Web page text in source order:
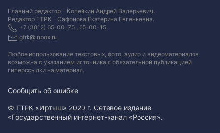
Главный редактор - Копейкин Андрей Валерьевич.
Редактор ГТРК - Сафонова Екатерина Евгеньевна.
+7 (3812) 65-00-75 , 65-00-15.
gtrk@inbox.ru
Любое использование текстовых, фото, аудио и видеоматериалов
возможна с указанием источника с обязательной публикацией
гиперссылки на материал.
Сообщить об ошибке
© ГТРК «Иртыш» 2020 г. Сетевое издание
«Государственный интернет-канал «Россия».